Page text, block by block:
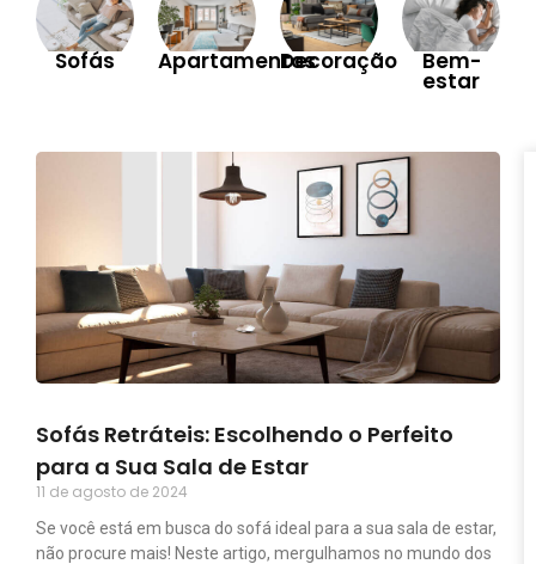
Sofás ApartamentosDecoração Bem-
estar
Sofás Retráteis: Escolhendo o Perfeito
para a Sua Sala de Estar
11 de agosto de 2024
Se você está em busca do sofá ideal para a sua sala de estar,
não procure mais! Neste artigo, mergulhamos no mundo dos